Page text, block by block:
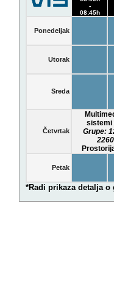
-
08:45h
Ponedeljak
Utorak
Sreda
Četvrtak
sistemi
Grupe:
Petak
*Radi prikaza detalja